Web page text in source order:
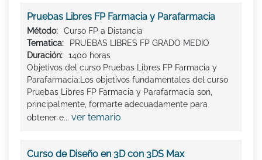
Pruebas Libres FP Farmacia y Parafarmacia
Método:
Curso FP a Distancia
Tematica:
PRUEBAS LIBRES FP GRADO MEDIO
Duración:
1400 horas
Objetivos del curso Pruebas Libres FP Farmacia y
Parafarmacia:Los objetivos fundamentales del curso
Pruebas Libres FP Farmacia y Parafarmacia son,
principalmente, formarte adecuadamente para
obtener e... ver temario
Curso de Diseño en 3D con 3DS Max